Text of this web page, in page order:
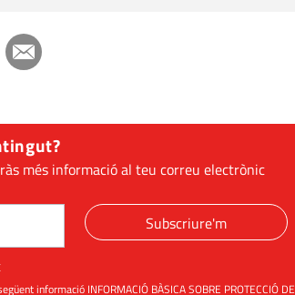
més informació al teu correu electrònic
Subscriure'm
informació INFORMACIÓ BÀSICA SOBRE PROTECCIÓ DE